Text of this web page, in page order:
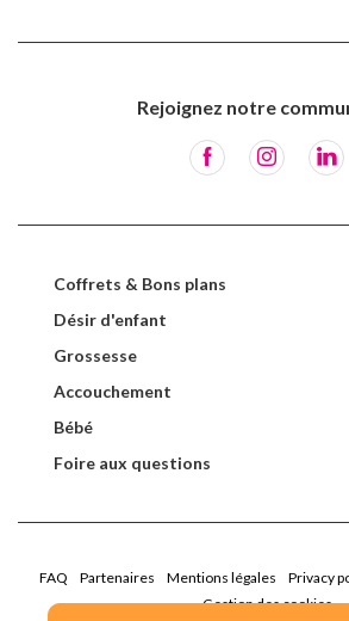
Rejoignez notre
Coffrets & Bons plans
Désir d'enfant
Grossesse
Accouchement
Bébé
Foire aux questions
FAQ Partenaires Mentions légales Privacy
Gestion des cookies